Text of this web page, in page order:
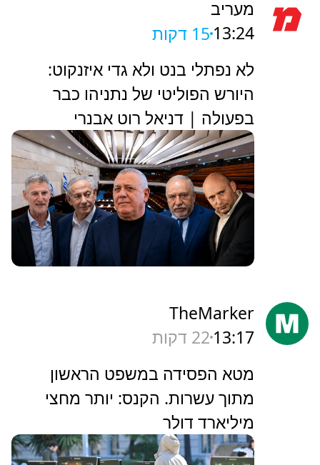
מעריב
13:24 15 דקות
לא נפתלי בנט ולא גדי איזנקוט:
היורש הפוליטי של נתניהו כבר
בפעולה | דניאל רוט אבנרי
TheMarker
13:17 22 דקות
‏מטא הפסידה במשפט הראשון
מתוך עשרות. הקנס: יותר מחצי
מיליארד דולר